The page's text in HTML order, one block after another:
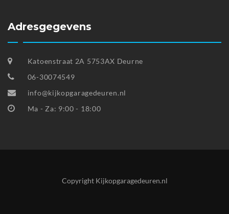
Adresgegevens
Katoenstraat 2A 5753AX Deurne
06-30074549
info@kijkopgaragedeuren.nl
Ma - Za: 9:00 - 18:00
Copyright Kijkopgaragedeuren.nl